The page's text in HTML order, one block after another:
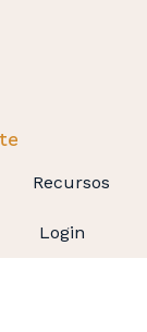
Recursos
Login